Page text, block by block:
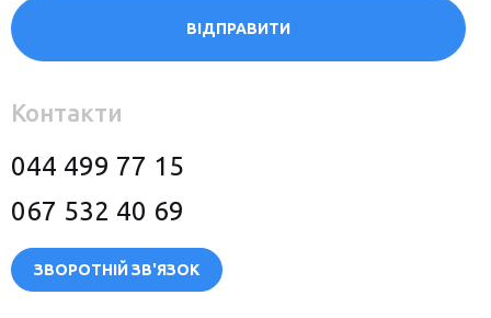
ВІДПРАВИТИ
Контакти
044 499 77 15
067 532 40 69
ЗВОРОТНІЙ ЗВ'ЯЗОК